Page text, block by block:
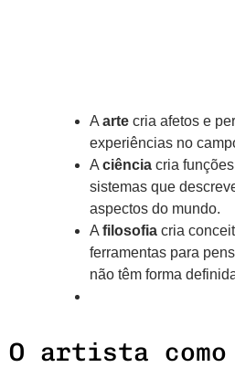
A arte cria afetos e
experiências no
A ciência cria
sistemas que
aspectos do mundo.
A filosofia cria
ferramentas para
não têm forma
O artista como